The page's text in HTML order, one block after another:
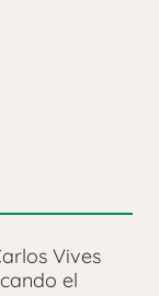
Vives
el